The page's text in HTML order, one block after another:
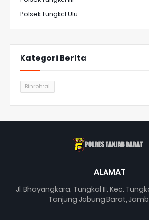
Polsek Tungkal Ulu
Kategori Berita
Binrohtal
ALAMAT
Jl. Bhayangkara, Tungkal III, Kec.
Tanjung Jabung Barat,